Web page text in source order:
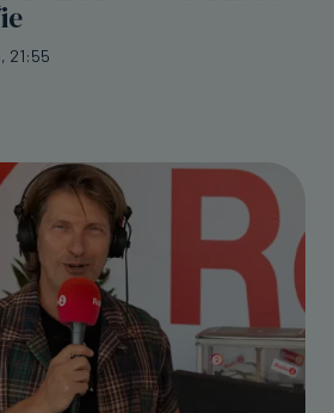
21:55